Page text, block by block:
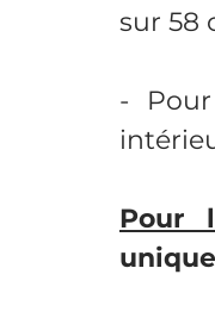
sur 58
-
Pour